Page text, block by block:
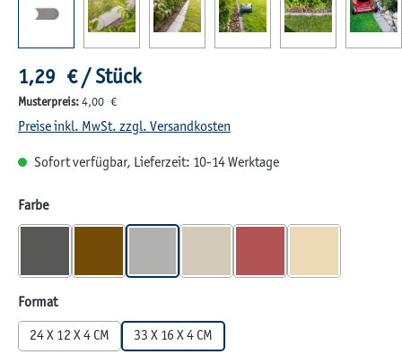
Regulärer Preis:
1,29 € / Stück
Musterpreis: 4,00 €
Preise inkl. MwSt. zzgl. Versandkosten
Sofort verfügbar, Lieferzeit: 10-14 Werktage
Farbeauswählen
Formatauswählen
24 X 12 X 4 CM 33 X 16 X 4 CM